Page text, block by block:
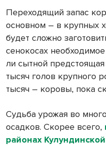
Переходящий запас
основном – в крупных
будет сложно
сенокосах
ли сытной
тысяч голов крупного
тысяч – коровы, пока
Судьба урожая во
осадков. Скорее всего,
районах